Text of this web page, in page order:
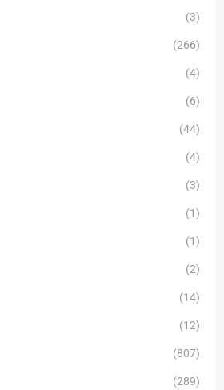
(3)
(266)
(4)
(6)
(44)
(4)
(3)
(1)
(1)
(2)
(14)
(12)
(807)
(289)